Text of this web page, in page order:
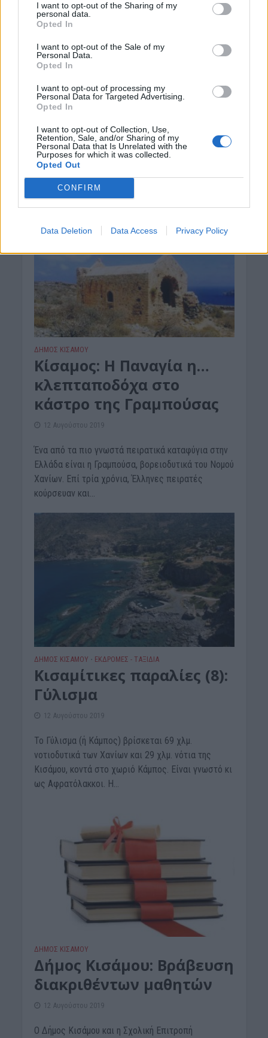
I want to opt-out of the Sharing of my
personal data.
Opted In
I want to opt-out of the Sale of my
Personal Data.
Opted In
I want to opt-out of processing my
Personal Data for Targeted Advertising.
Opted In
I want to opt-out of Collection, Use,
Retention, Sale, and/or Sharing of my
Personal Data that Is Unrelated with the
Purposes for which it was collected.
Opted Out
CONFIRM
Data Deletion Data Access Privacy Policy
ΔΉΜΟΣ ΚΙΣΆΜΟΥ
“αντίο” στον «δάσκαλο»
της παράδοσης Γιάννη
Σκουλούδη
Με σύσσωμους τους κατοίκους του Βουλγάρω στον
Καθεδρικό Ιερό Ναό του χωριού τους αφιερωμένο
στη Μεταμόρφωση και την Ανάσταση του Χριστού
καθώς και στον Άγιο...
ΔΉΜΟΣ ΚΙΣΆΜΟΥ
Κίσαμος: Η Παναγία η…
κλεπταποδόχα στο
κάστρο της Γραμπούσας
12 Αυγούστου 2019
Ένα από τα πιο γνωστά πειρατικά καταφύγια στην
Ελλάδα είναι η Γραμπούσα, βορειοδυτικά του Νομού
Χανίων. Επί τρία χρόνια, Έλληνες πειρατές
κούρσευαν και...
ΔΉΜΟΣ ΚΙΣΆΜΟΥ • ΕΚΔΡΟΜΈΣ - ΤΑΞΊΔΙΑ
Κισαμίτικες παραλίες (8):
Γύλισμα
12 Αυγούστου 2019
Το Γύλισμα (ή Κάμπος) βρίσκεται 69 χλμ.
νοτιοδυτικά των Χανίων και 29 χλμ. νότια της
Κισάμου, κοντά στο χωριό Κάμπος. Είναι γνωστό κι
ως Αφρατόλακκοι. Η...
ΔΉΜΟΣ ΚΙΣΆΜΟΥ
Δήμος Κισάμου: Βράβευση
διακριθέντων μαθητών
12 Αυγούστου 2019
Ο Δήμος Κισάμου και η Σχολική Επιτροπή